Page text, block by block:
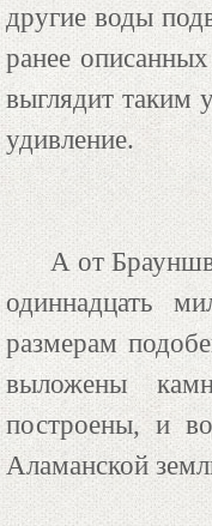
другие воды
ранее
выглядит таким
удивление.
А от
одиннадцать
размерам
выложены
построены, и
Аламанской